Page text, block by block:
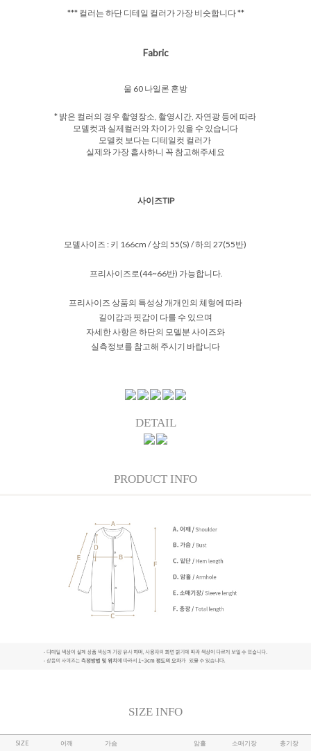
*** 컬러는 하단 디테일 컬러가 가장 비슷합니다 **
Fabric
울 60 나일론 혼방
* 밝은 컬러의 경우 촬영장소, 촬영시간, 자연광 등에 따라
모델컷과 실제컬러와 차이가 있을 수 있습니다
모델컷 보다는 디테일컷 컬러가
실제와 가장 흡사하니 꼭 참고해주세요
사이즈TIP
모델사이즈 : 키 166cm / 상의 55(S) / 하의 27(55반)
프리사이즈로(44~66반) 가능합니다.
프리사이즈 상품의 특성상 개개인의 체형에 따라
길이감과 핏감이 다를 수 있으며
자세한 사항은 하단의 모델분 사이즈와
실측정보를 참고해 주시기 바랍니다
DETAIL
PRODUCT INFO
SIZE INFO
SIZE 어깨 가슴 암홀 소매기장 총기장